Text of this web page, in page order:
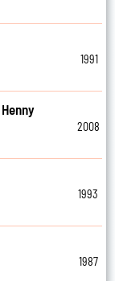
1991
2008
1993
1987